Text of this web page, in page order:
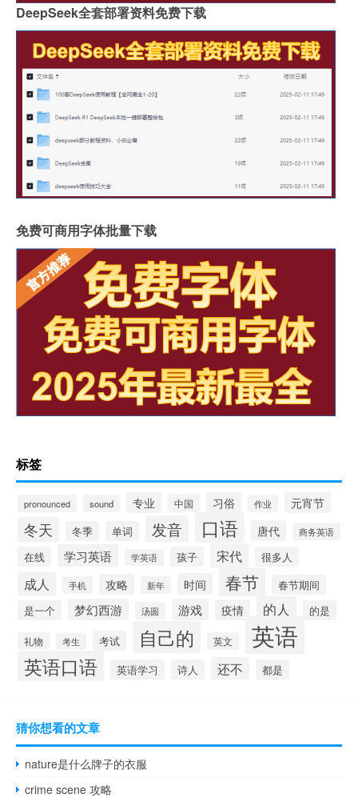
DeepSeek全套部署资料免费下载
免费可商用字体批量下载
标签
pronounced sound 专业 中国 习俗 作业 元宵节
冬天 冬季 单词 发音 口语 唐代 商务英语
在线 学习英语 学英语 孩子 宋代 很多人
成人 手机 攻略 新年 时间 春节
春节期间
是一个
梦幻西游 汤圆 游戏 疫情 的人 的是
礼物 考生 考试 自己的 英文 英语
英语口语 英语学习 诗人 还不 都是
猜你想看的文章
nature是什么牌子的衣服
crime scene 攻略